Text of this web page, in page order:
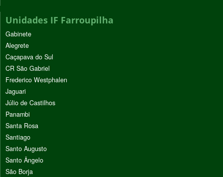
Unidades IF Farroupilha
Gabinete
Alegrete
Caçapava do Sul
CR São Gabriel
Frederico Westphalen
Jaguari
Júlio de Castilhos
Panambi
Santa Rosa
Santiago
Santo Augusto
Santo Ângelo
São Borja